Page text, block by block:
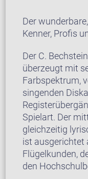
Der
Kenner, Profis
Der C.
überzeugt mit
Farbspektrum,
singenden
Spielart. Der
gleichzeitig
ist ausgerichtet
Flügelkunden,
den